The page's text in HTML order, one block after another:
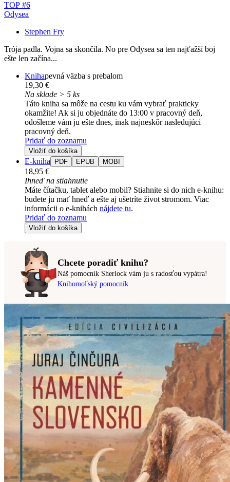
TOP #6
Odysea
Stephen Fry
Trója padla. Vojna sa skončila. No pre Odysea sa ten najťažší boj
ešte len začína...
Knihapevná väzba s prebalom
19,30 €
Na sklade > 5 ks
Táto kniha sa môže na cestu ku vám vybrať prakticky
okamžite! Ak si ju objednáte do 13:00 v pracovný deň,
odošleme vám ju ešte dnes, inak najneskôr nasledujúci
pracovný deň.
Pridať do zoznamu
Vložiť do košíka
E-kniha PDF EPUB MOBI
18,95 €
Ihneď na stiahnutie
Máte čítačku, tablet alebo mobil? Stiahnite si do nich e-knihu:
budete ju mať hneď a ešte aj ušetríte život stromom. Viac
informácii o e-knihách nájdete tu.
Pridať do zoznamu
Vložiť do košíka
Chcete poradiť knihu?
Náš pomocník Sherlock vám ju s radosťou vypátra!
Knihomoľský pomocník